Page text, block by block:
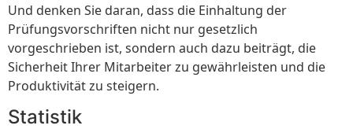
Und denken Sie daran, dass die Einhaltung der
Prüfungsvorschriften nicht nur gesetzlich
vorgeschrieben ist, sondern auch dazu beiträgt, die
Sicherheit Ihrer Mitarbeiter zu gewährleisten und die
Produktivität zu steigern.
Statistik